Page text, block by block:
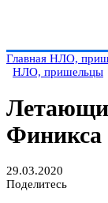
Главная НЛО,
НЛО, пришельцы
Финикса
29.03.2020
Поделитесь